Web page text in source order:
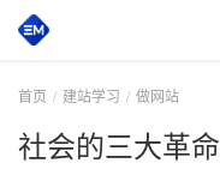
首页 建站学习 做网站
社会的三大革命